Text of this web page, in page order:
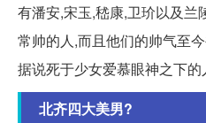
有潘安,宋玉,嵇康,卫玠以及兰
常帅的人,而且他们的帅气至
据说死于少女爱慕眼神之下的
北齐四大美男?